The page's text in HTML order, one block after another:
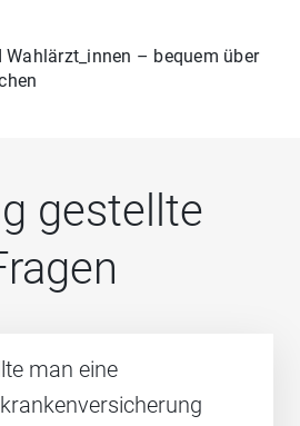
– bequem über
gestellte
man eine